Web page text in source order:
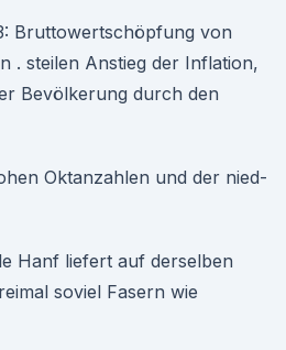
Bruttowertschöpfung von
. steilen Anstieg der Inflation,
Bevölkerung durch den
Oktanzahlen und der nied-
Hanf liefert auf derselben
soviel Fasern wie